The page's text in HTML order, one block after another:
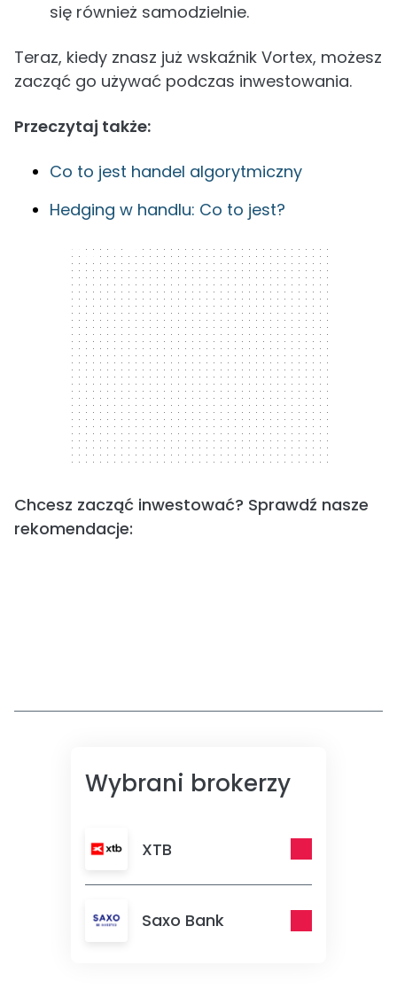
się również samodzielnie.
Teraz, kiedy znasz już wskaźnik Vortex, możesz
zacząć go używać podczas inwestowania.
Przeczytaj także:
Co to jest handel algorytmiczny
Hedging w handlu: Co to jest?
300 x 250
Chcesz zacząć inwestować? Sprawdź nasze
rekomendacje:
Wybrani brokerzy
XTB
Saxo Bank